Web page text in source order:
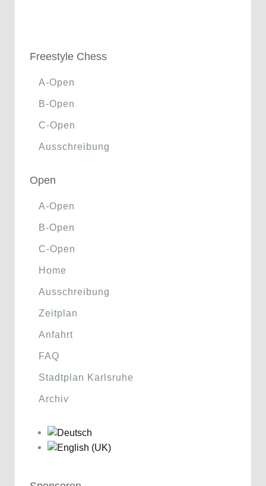
Freestyle Chess
A-Open
B-Open
C-Open
Ausschreibung
Open
A-Open
B-Open
C-Open
Home
Ausschreibung
Zeitplan
Anfahrt
FAQ
Stadtplan Karlsruhe
Archiv